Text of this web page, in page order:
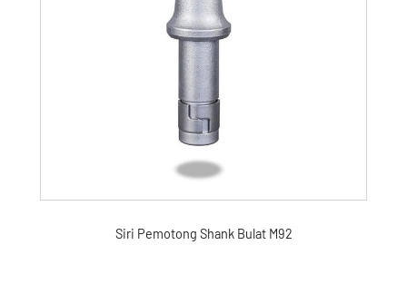
Siri Pemotong Shank Bulat M92